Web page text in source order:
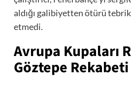
aldığı galibiyetten ötürü
etmedi.
Avrupa Kupaları
Göztepe Rekabeti